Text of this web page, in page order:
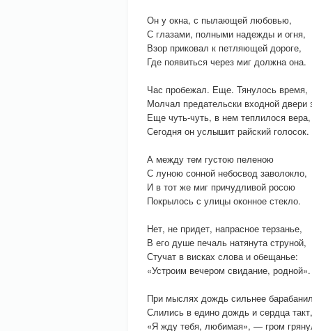
Он у окна, с пылающей любовью,
С глазами, полными надежды и огня,
Взор приковал к петляющей дороге,
Где появиться через миг должна она.
Час пробежал. Еще. Тянулось время,
Молчал предательски входной двери
Еще чуть-чуть, в нем теплилося вера,
Сегодня он услышит райский голосок.
А между тем густою пеленою
С луною сонной небосвод заволокло,
И в тот же миг причудливой росою
Покрылось с улицы оконное стекло.
Нет, не придет, напрасное терзанье,
В его душе печаль натянута струной,
Стучат в висках слова и обещанье:
«Устроим вечером свидание, родной».
При мыслях дождь сильнее
Слились в едино дождь и сердца такт,
«Я жду тебя, любимая», — гром